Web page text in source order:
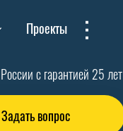
Проекты ...
с гарантией 25 лет
Задать вопрос